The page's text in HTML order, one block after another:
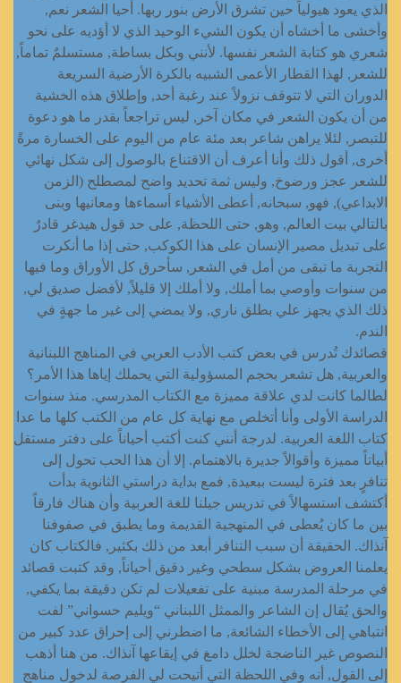
الذي يعود هيولياً حين تشرق الأرض بنور ربها. أحيا الشعر نعم,
وأخشى ما أخشاه أن يكون الشيء الوحيد الذي لا أؤديه على نحو
شعري هو كتابة الشعر نفسها. لأنني وبكل بساطة, مستسلمٌ تماماً,
للشعر, لهذا القطار الأعمى الشبيه بالكرة الأرضية السريعة
الدوران التي لا تتوقف نزولاً عند رغبة أحد, وإطلاق هذه الخشية
من أن يكون الشعر في مكان آخر, ليس تراجعاً بقدر ما هو دعوة
للتبصر, لئلا يراهن شاعر بعد مئة عام من اليوم على الخسارة مرةً
أخرى, أقول ذلك وأنا أعرف أن الاقتناع بالوصول إلى شكل نهائي
للشعر عجز ورضوخ, وليس ثمة تحديد واضح لمصطلح (الزمن
الابداعي), فهو, سبحانه, أعطى الأشياء أسماءها ومعانيها وبنى
بالتالي بيت العالم, وهو, حتى اللحظة, على حد قول هيدغر قادرٌ
على تبديل مصير الإنسان على هذا الكوكب, حتى إذا ما أنكرت
التجربة ما تبقى من أمل في الشعر, سأحرق كل الأوراق وما فيها
من سنوات وأوصي بما أملك, ولا أملك إلا قليلاً, لأفضل صديق لي,
ذلك الذي يجهز علي بطلق ناري, ولا يمضي إلى غير ما جهةٍ في
الندم.
قصائدك تُدرس في بعض كتب الأدب العربي في المناهج اللبنانية
والعربية, هل تشعر بحجم المسؤولية التي يحملك إياها هذا الأمر؟
لطالما كانت لدي علاقة مميزة مع الكتاب المدرسي. منذ سنوات
الدراسة الأولى وأنا أتخلص مع نهاية كل عام من الكتب كلها ما عدا
كتاب اللغة العربية. لدرجة أنني كنت أكتب أحياناً على دفتر مستقل
أبياتاً مميزة وأقوالاً جديرة بالاهتمام. إلا أن هذا الحب تحول إلى
تنافرٍ بعد فترة ليست ببعيدة, فمع بداية دراستي الثانوية بدأت
أكتشف استسهالاً في تدريس جيلنا للغة العربية وأن هناك فارقاً
بين ما كان يُعطى في المنهجية القديمة وما يطبق في صفوفنا
آنذاك. الحقيقة أن سبب التنافر أبعد من ذلك بكثير, فالكتاب كان
يعلمنا العروض بشكل سطحي وغير دقيق أحياناً, وقد كتبت قصائد
في مرحلة المدرسة مبنية على تفعيلات لم تكن دقيقة بما يكفي,
والحق يُقال إن الشاعر والممثل اللبناني “ويليم حسواني” لفت
انتباهي إلى الأخطاء الشائعة, ما اضطرني إلى إحراق عدد كبير من
النصوص غير الناضجة لخلل دامغ في إيقاعها آنذاك. من هنا أذهب
إلى القول, أنه وفي اللحظة التي أتيحت لي الفرصة لدخول مناهج